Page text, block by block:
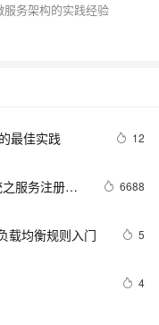
务架构的实践经验
最佳实践 12
服务注册和
6688
载均衡规则入门 5
4